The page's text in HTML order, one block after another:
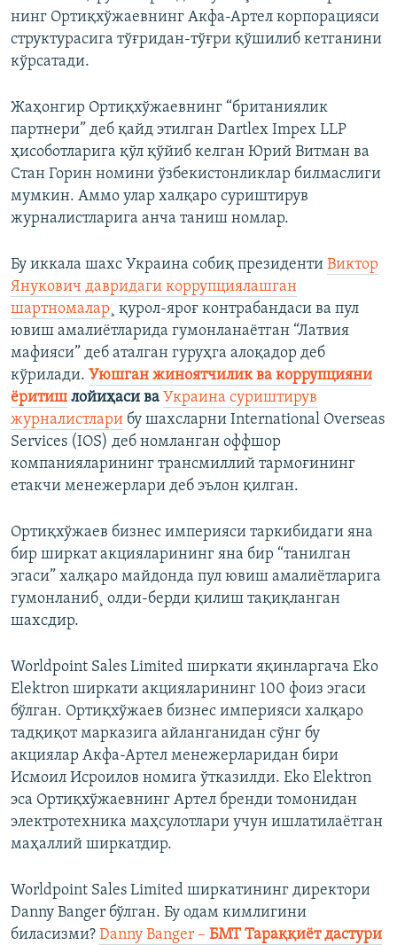
нинг Ортиқхўжаевнинг Акфа-Артел корпорацияси
структурасига тўғридан-тўғри қўшилиб кетганини
кўрсатади.
Жаҳонгир Ортиқхўжаевнинг “британиялик
партнери” деб қайд этилган Dartlex Impex LLP
ҳисоботларига қўл қўйиб келган Юрий Витман ва
Стан Горин номини ўзбекистонликлар билмаслиги
мумкин. Аммо улар халқаро суриштирув
журналистларига анча таниш номлар.
Бу иккала шахс Украина собиқ президенти Виктор
Янукович давридаги коррупциялашган
шартномалар¸ қурол-яроғ контрабандаси ва пул
ювиш амалиëтларида гумонланаëтган “Латвия
мафияси” деб аталган гуруҳга алоқадор деб
кўрилади. Уюшган жиноятчилик ва коррупцияни
ёритиш лойиҳаси ва Украина суриштирув
журналистлари бу шахсларни International Overseas
Services (IOS) деб номланган оффшор
компанияларининг трансмиллий тармоғининг
етакчи менежерлари деб эълон қилган.
Ортиқхўжаев бизнес империяси таркибидаги яна
бир ширкат акцияларининг яна бир “танилган
эгаси” халқаро майдонда пул ювиш амалиëтларига
гумонланиб¸ олди-берди қилиш тақиқланган
шахсдир.
Worldpoint Sales Limited ширкати яқинларгача Eko
Elеktron ширкати акцияларининг 100 фоиз эгаси
бўлган. Ортиқхўжаев бизнес империяси халқаро
тадқиқот марказига айланганидан сўнг бу
акциялар Акфа-Артел менежерларидан бири
Исмоил Исроилов номига ўтказилди. Eko Elеktron
эса Ортиқхўжаевнинг Артел бренди томонидан
электротехника маҳсулотлари учун ишлатилаëтган
маҳаллий ширкатдир.
Worldpoint Sales Limited ширкатининг директори
Danny Banger бўлган. Бу одам кимлигини
биласизми? Danny Banger – БМТ Тараққиëт дастури